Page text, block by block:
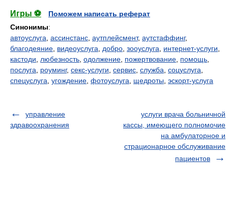
Игры ⚽
Поможем написать реферат
Синонимы:
автоуслуга ассинстанс аутплейсмент, аутстаффинг,
благодеяние видеоуслуга добро зооуслуга интернет-услуги
кастоди
любезность одолжение пожертвование помощь
послуга
роуминг, секс-услуги сервис служба соцуслуга
спецуслуга угождение фотоуслуга щедроты эскорт-услуга
управление
здравоохранения
услуги врача больничной
кассы, имеющего полномочие
на амбулаторное и
страционарное обслуживание
пациентов